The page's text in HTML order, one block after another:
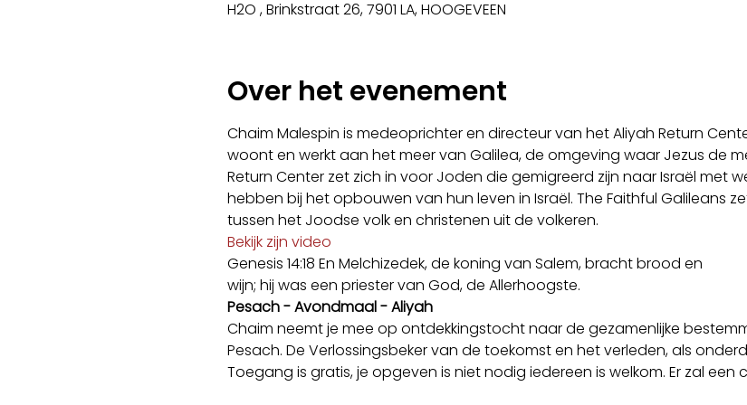
H2O , Brinkstraat 26, 7901 LA, HOOGEVEEN
Over het evenement
Chaim Malespin is medeoprichter en directeur van het Aliyah Return
woont en werkt aan het meer van Galilea, de omgeving waar Jezus de
Return Center zet zich in voor Joden die gemigreerd zijn naar Israël met
hebben bij het opbouwen van hun leven in Israël. The Faithful Galileans
tussen het Joodse volk en christenen uit de volkeren.
Bekijk zijn video
Genesis 14:18 En Melchizedek, de koning van Salem, bracht brood en
wijn; hij was een priester van God, de Allerhoogste.
Pesach - Avondmaal - Aliyah
Chaim neemt je mee op ontdekkingstocht naar de gezamenlijke
Pesach. De Verlossingsbeker van de toekomst en het verleden, als
Toegang is gratis, je opgeven is niet nodig iedereen is welkom. Er zal een